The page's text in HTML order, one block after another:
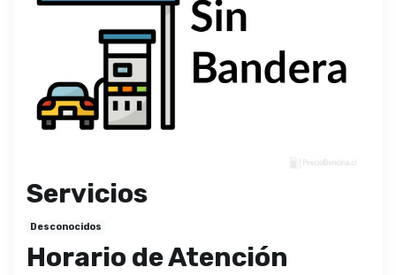
Servicios
Desconocidos
Horario de Atención